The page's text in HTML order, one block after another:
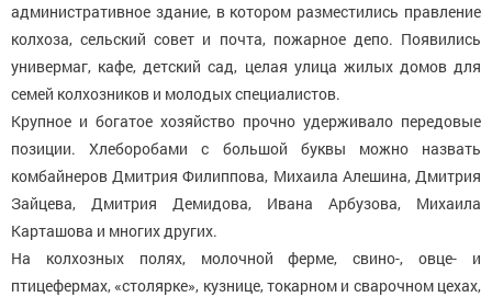
административное здание, в котором разместились правление
колхоза, сельский совет и почта, пожарное депо. Появились
универмаг, кафе, детский сад, целая улица жилых домов для
семей колхозников и молодых специалистов.
Крупное и богатое хозяйство прочно удерживало передовые
позиции. Хлеборобами с большой буквы можно назвать
комбайнеров Дмитрия Филиппова, Михаила Алешина, Дмитрия
Зайцева, Дмитрия Демидова, Ивана Арбузова, Михаила
Карташова и многих других.
На колхозных полях, молочной ферме, свино-, овце- и
птицефермах, «столярке», кузнице, токарном и сварочном цехах,